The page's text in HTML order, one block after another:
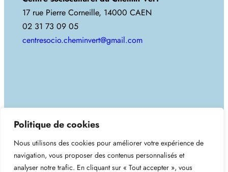
Politique de cookies
Nous utilisons des cookies pour améliorer votre expérience de
navigation, vous proposer des contenus personnalisés et
analyser notre trafic. En cliquant sur « Tout accepter », vous
17 rue Pierre Corneille, 14000 CAEN
02 31 73 09 05
centresocio.cheminvert@gmail.com
MJC du Chemin-Vert